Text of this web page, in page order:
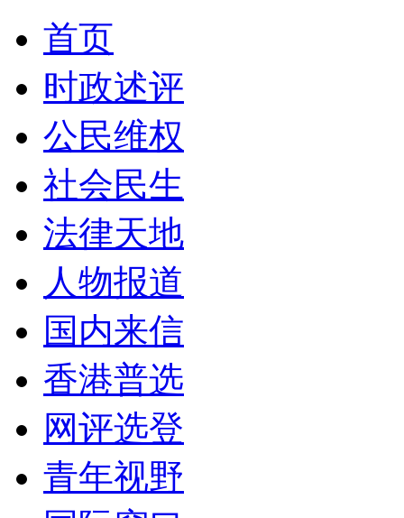
首页
时政述评
公民维权
社会民生
法律天地
人物报道
国内来信
香港普选
网评选登
青年视野